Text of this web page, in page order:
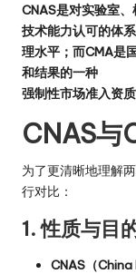
CNAS是对实验室
技术能力认可的体
理水平；而CMA是
和结果的一种
强制性市场准入资
CNAS与
为了更清晰地理解
行对比：
1. 性质与目
CNAS（